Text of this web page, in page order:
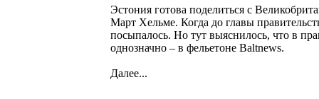
Эстония готова поделиться с
Март Хельме. Когда до главы
посыпалось. Но тут выяснилось, что в
однозначно – в фельетоне Baltnews.
Далее...